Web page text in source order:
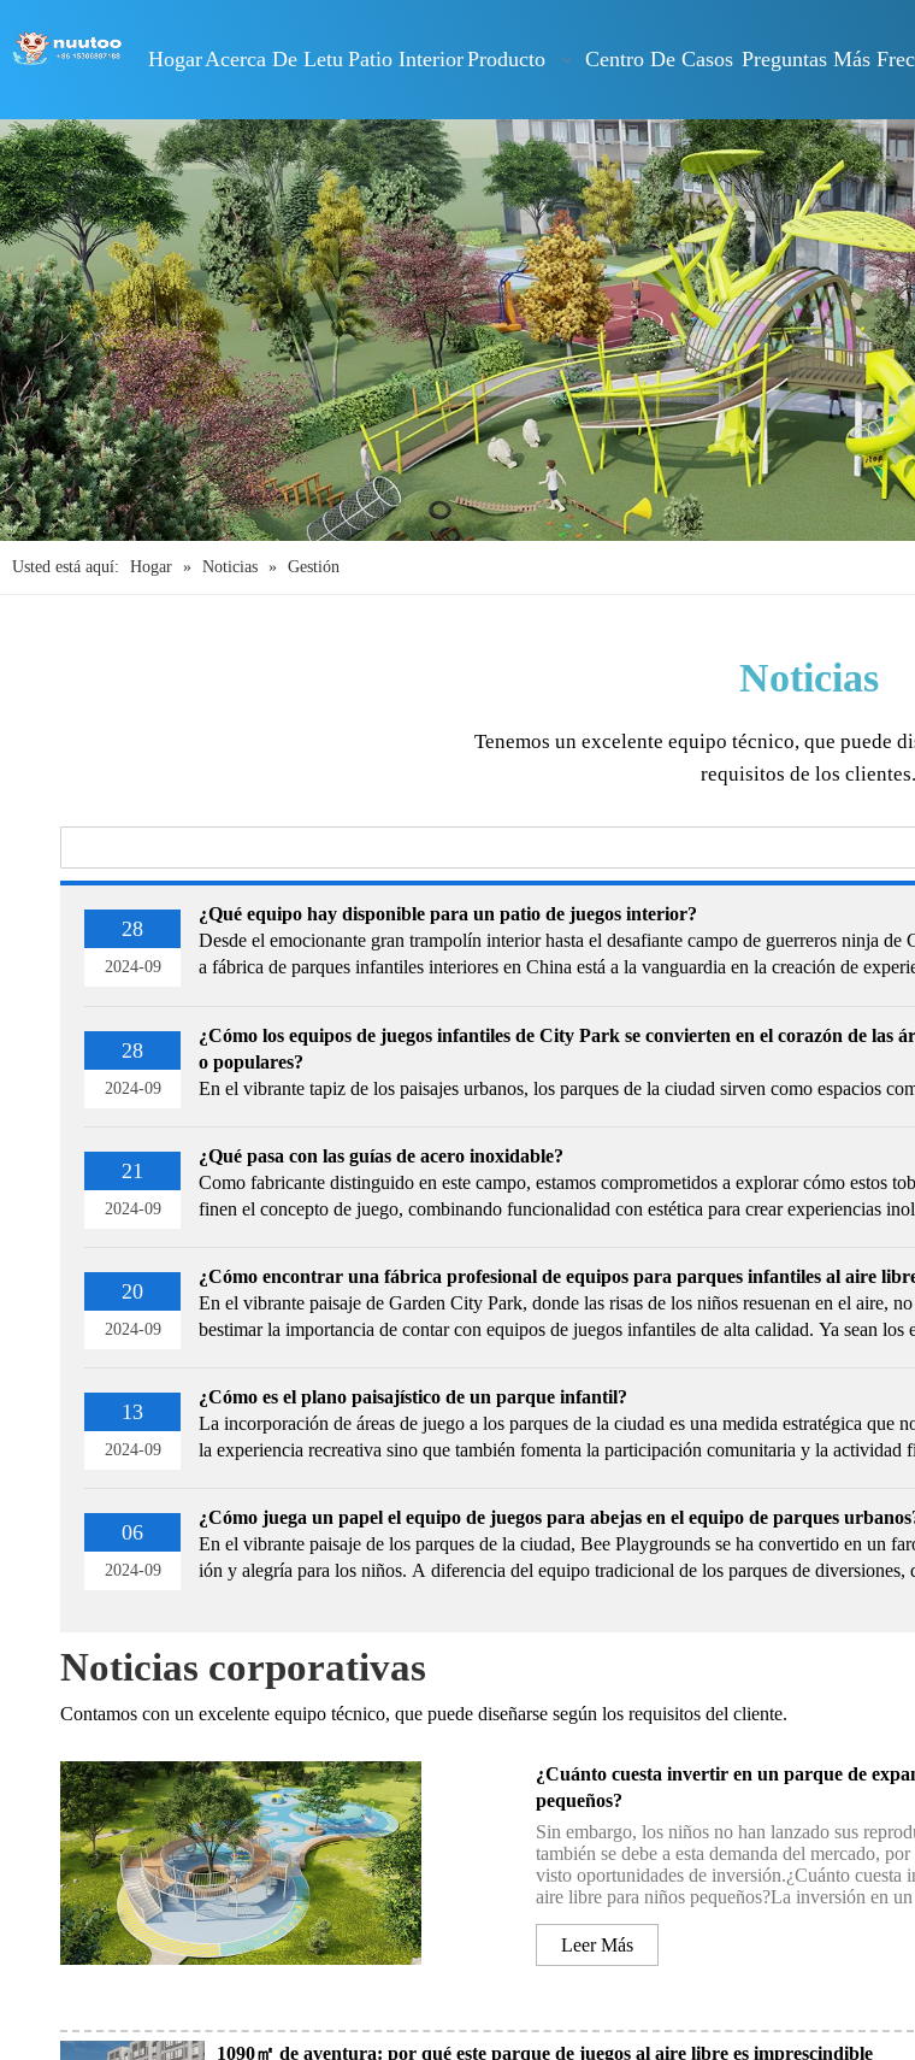
HogarAcerca De Letu Patio InteriorProducto Centro De Casos Preguntas Más
Usted está aquí: Hogar » Noticias » Gestión
Noticias
Tenemos un excelente equipo técnico, que puede
requisitos de los clientes.
28
2024-09
¿Qué equipo hay disponible para un patio de juegos interior?
Desde el emocionante gran trampolín interior hasta el desafiante campo de guerreros ninja de
a fábrica de parques infantiles interiores en China está a la vanguardia en la creación de
28
2024-09
¿Cómo los equipos de juegos infantiles de City Park se convierten en el corazón de las
o populares?
En el vibrante tapiz de los paisajes urbanos, los parques de la ciudad sirven como espacios
imaginación.
21
2024-09
¿Qué pasa con las guías de acero inoxidable?
Como fabricante distinguido en este campo, estamos comprometidos a explorar cómo estos
finen el concepto de juego, combinando funcionalidad con estética para crear experiencias
20
2024-09
¿Cómo encontrar una fábrica profesional de equipos para parques infantiles al aire
En el vibrante paisaje de Garden City Park, donde las risas de los niños resuenan en el aire, no
bestimar la importancia de contar con equipos de juegos infantiles de alta calidad. Ya sean los
13
2024-09
¿Cómo es el plano paisajístico de un parque infantil?
La incorporación de áreas de juego a los parques de la ciudad es una medida estratégica que
la experiencia recreativa sino que también fomenta la participación comunitaria y la actividad
06
2024-09
¿Cómo juega un papel el equipo de juegos para abejas en el equipo de parques
En el vibrante paisaje de los parques de la ciudad, Bee Playgrounds se ha convertido en un
ión y alegría para los niños. A diferencia del equipo tradicional de los parques de diversiones,
Noticias corporativas
Contamos con un excelente equipo técnico, que puede diseñarse según los requisitos del cliente.
¿Cuánto cuesta invertir en un parque de
pequeños?
Sin embargo, los niños no han lanzado sus
también se debe a esta demanda del mercado,
visto oportunidades de inversión.¿Cuánto cuesta
aire libre para niños pequeños?La inversión en
Leer Más
1090㎡ de aventura: por qué este parque de juegos al aire libre es imprescindible